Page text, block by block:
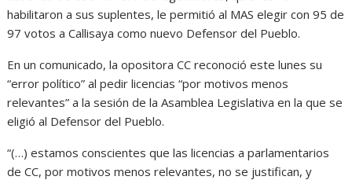
habilitaron a sus suplentes, le permitió al MAS elegir con 95 de
97 votos a Callisaya como nuevo Defensor del Pueblo.
En un comunicado, la opositora CC reconoció este lunes su
“error político” al pedir licencias “por motivos menos
relevantes” a la sesión de la Asamblea Legislativa en la que se
eligió al Defensor del Pueblo.
“(…) estamos conscientes que las licencias a parlamentarios
de CC, por motivos menos relevantes, no se justifican, y